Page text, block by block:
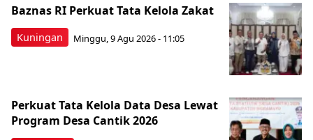
Kuningan
Baznas RI Perkuat Tata Kelola Zakat
Minggu, 9 Agu 2026 - 11:05
Perkuat Tata Kelola Data Desa Lewat
Program Desa Cantik 2026